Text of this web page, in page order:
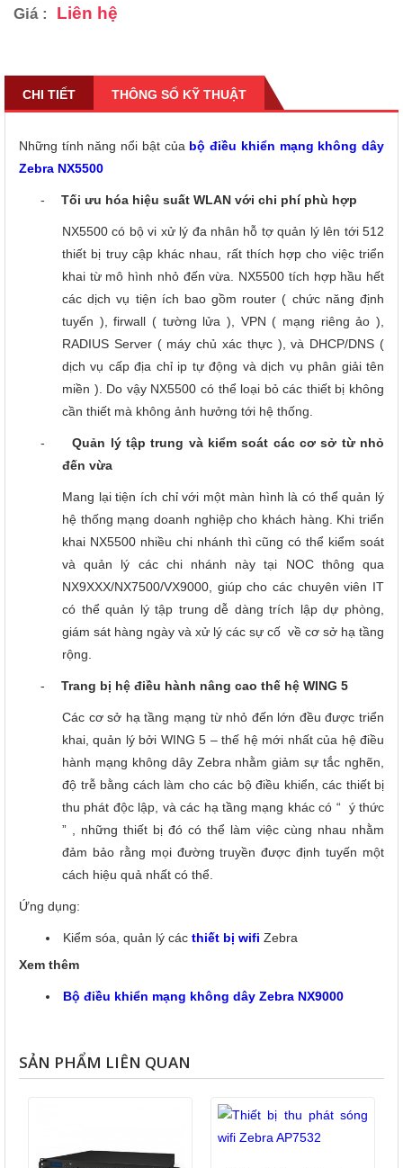
Giá : Liên hệ
CHI TIẾT THÔNG SỐ KỸ THUẬT
Những tính năng nổi bật của bộ điều khiển mạng không dây
Zebra NX5500
- Tối ưu hóa hiệu suất WLAN với chi phí phù hợp
NX5500 có bộ vi xử lý đa nhân hỗ tợ quản lý lên tới 512
thiết bị truy cập khác nhau, rất thích hợp cho việc triển
khai từ mô hình nhỏ đến vừa. NX5500 tích hợp hầu hết
các dịch vụ tiện ích bao gồm router ( chức năng định
tuyến ), firwall ( tường lửa ), VPN ( mạng riêng ảo ),
RADIUS Server ( máy chủ xác thực ), và DHCP/DNS (
dịch vụ cấp địa chỉ ip tự động và dịch vụ phân giải tên
miền ). Do vậy NX5500 có thể loại bỏ các thiết bị không
cần thiết mà không ảnh hưởng tới hệ thống.
-
Quản lý tập trung và kiểm soát các cơ sở từ nhỏ
đến vừa
Mang lại tiện ích chỉ với một màn hình là có thể quản lý
hệ thống mạng doanh nghiệp cho khách hàng. Khi triển
khai NX5500 nhiều chi nhánh thì cũng có thể kiểm soát
và quản lý các chi nhánh này tại NOC thông qua
NX9XXX/NX7500/VX9000, giúp cho các chuyên viên IT
có thể quản lý tập trung dễ dàng trích lập dự phòng,
giám sát hàng ngày và xử lý các sự cố về cơ sở hạ tầng
rộng.
- Trang bị hệ điều hành nâng cao thế hệ WING 5
Các cơ sở hạ tầng mạng từ nhỏ đến lớn đều được triển
khai, quản lý bởi WING 5 – thế hệ mới nhất của hệ điều
hành mạng không dây Zebra nhằm giảm sự tắc nghẽn,
độ trễ bằng cách làm cho các bộ điều khiển, các thiết bị
thu phát độc lập, và các hạ tầng mạng khác có “
ý thức
” , những thiết bị đó có thể làm việc cùng nhau nhằm
đảm bảo rằng mọi đường truyền được định tuyến một
cách hiệu quả nhất có thể.
Ứng dụng:
Kiểm sóa, quản lý các thiết bị wifi Zebra
Xem thêm
Bộ điều khiển mạng không dây Zebra NX9000
SẢN PHẨM LIÊN QUAN